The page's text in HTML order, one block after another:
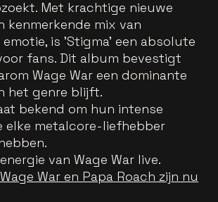
Met krachtige nieuwe
kenmerkende mix van
is 'Stigma' een absolute
fans. Dit album bevestigt
Wage War een dominante
het genre blijft.
bekend om hun intense
elke metalcore-liefhebber
van Wage War live.
War en Papa Roach zijn nu